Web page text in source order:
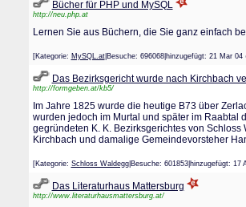
Bücher für PHP und MySQL
http://neu.php.at
Lernen Sie aus Büchern, die Sie ganz einfach
[Kategorie: MySQL.at|Besuche: 696068|hinzugefügt: 21
Das Bezirksgericht wurde nach Kirchbach
http://formgeben.at/kb5/
Im Jahre 1825 wurde die heutige B73 über
wurden jedoch im Murtal und später im Raabtal
gegründeten K. K. Bezirksgerichtes von
Kirchbach und damalige Gemeindevorsteher
[Kategorie: Schloss Waldegg|Besuche:
Das Literaturhaus Mattersburg
http://www.literaturhausmattersburg.at/